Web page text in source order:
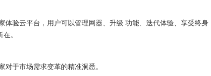
体验云平台，用户可以管理网器、升级 功能、迭代体验、享受终身
。
于市场需求变革的精准洞悉。